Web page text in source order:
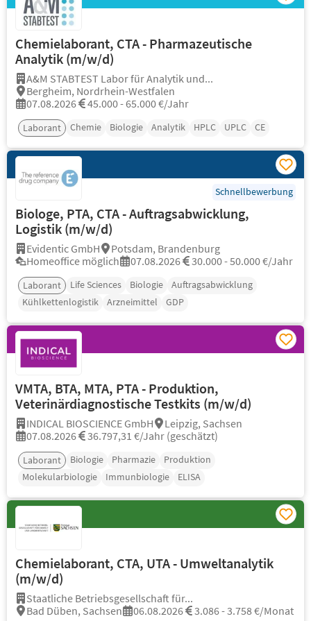
Chemielaborant, CTA - Pharmazeutische
Analytik (m/w/d)
A&M STABTEST Labor für Analytik und...
Bergheim, Nordrhein-Westfalen
07.08.2026
45.000 - 65.000 €/Jahr
Laborant Chemie Biologie Analytik HPLC UPLC CE
Schnellbewerbung
Biologe, PTA, CTA - Auftragsabwicklung,
Logistik (m/w/d)
Evidentic GmbH
Potsdam, Brandenburg
Homeoffice möglich
07.08.2026 30.000 - 50.000 €/Jahr
Laborant Life Sciences Biologie
Auftragsabwicklung
Kühlkettenlogistik
Arzneimittel GDP
VMTA, BTA, MTA, PTA - Produktion,
Veterinärdiagnostische Testkits (m/w/d)
INDICAL BIOSCIENCE GmbH
Leipzig, Sachsen
07.08.2026
36.797,31 €/Jahr (geschätzt)
Laborant Biologie Pharmazie
Produktion
Molekularbiologie
Immunbiologie ELISA
Chemielaborant, CTA, UTA - Umweltanalytik
(m/w/d)
Staatliche Betriebsgesellschaft für...
Bad Düben, Sachsen
06.08.2026 3.086 - 3.758 €/Monat